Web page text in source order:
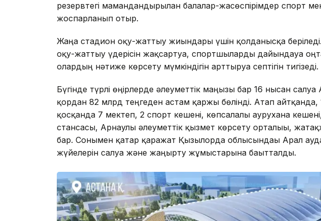
резервтегі мамандандырылған балалар-жасөспірімдер спорт
жоспарланып отыр.
Жаңа стадион оқу-жаттығу жиындары үшін қолданысқа беріледі.
оқу-жаттығу үдерісін жақсартуға, спортшыларды дайындауға
олардың нәтиже көрсету мүмкіндігін арттыруға септігін тигізеді.
Бүгінде түрлі өңірлерде әлеуметтік маңызы бар 16 нысан
қордан 82 млрд теңгеден астам қаржы бөлінді. Атап айтқанда,
қосқанда 7 мектеп, 2 спорт кешені, көпсалалы аурухана
стансасы, Арнаулы әлеуметтік қызмет көрсету орталығы,
бар. Сонымен қатар қаражат Қызылорда облысындағы Арал
жүйелерін салуға және жаңғырту жұмыстарына бағытталды.